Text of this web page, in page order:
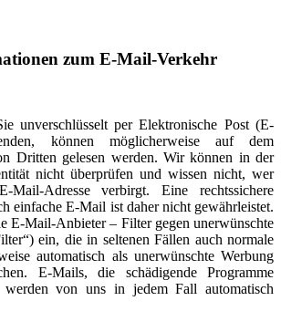
zum E-Mail-Verkehr
unverschlüsselt per Elektronische Post (E-
können möglicherweise auf dem
Dritten gelesen werden. Wir können in der
nicht überprüfen und wissen nicht, wer
Adresse verbirgt. Eine rechtssichere
einfache E-Mail ist daher nicht gewährleistet.
E-Mail-Anbieter – Filter gegen unerwünschte
ein, die in seltenen Fällen auch normale
automatisch als unerwünschte Werbung
E-Mails, die schädigende Programme
werden von uns in jedem Fall automatisch